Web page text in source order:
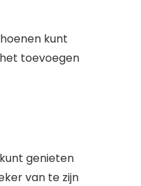
kunt
toevoegen
genieten
van te zijn